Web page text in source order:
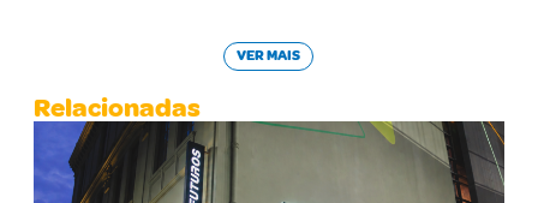
VER MAIS
Relacionadas